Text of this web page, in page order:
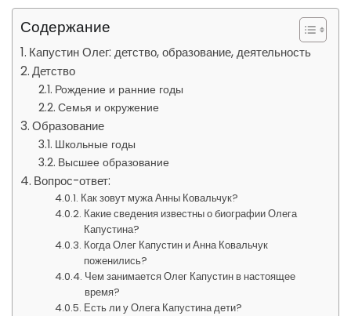
Содержание
Капустин Олег: детство, образование, деятельность
Детство
Рождение и ранние годы
Семья и окружение
Образование
Школьные годы
Высшее образование
Вопрос-ответ:
Как зовут мужа Анны Ковальчук?
Какие сведения известны о биографии Олега
Капустина?
Когда Олег Капустин и Анна Ковальчук
поженились?
Чем занимается Олег Капустин в настоящее
время?
Есть ли у Олега Капустина дети?